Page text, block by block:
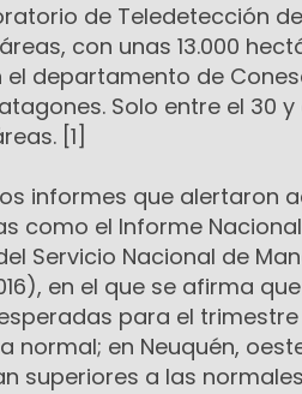
de Teledetección
con unas 13.000
departamento de
Solo entre el 30
[1]
informes que alertaron
como el Informe
Servicio Nacional de
en el que se afirma
para el
normal; en Neuquén,
superiores a las